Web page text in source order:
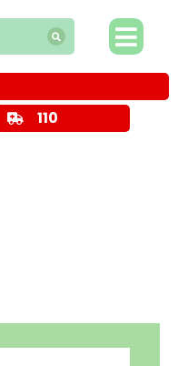
110